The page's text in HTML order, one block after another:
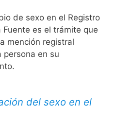
de sexo en el Registro
es el trámite que
mención registral
persona en su
del sexo en el